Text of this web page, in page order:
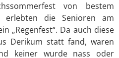
von bestem
erlebten die Senioren am
„Regenfest“. Da auch diese
Derikum statt fand, waren
keiner wurde nass oder